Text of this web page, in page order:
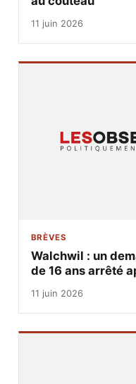
11 juin 2026
BRÈVES
Walchwil : un
de 16 ans arrêté
11 juin 2026